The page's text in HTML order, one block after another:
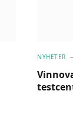
NYHETER